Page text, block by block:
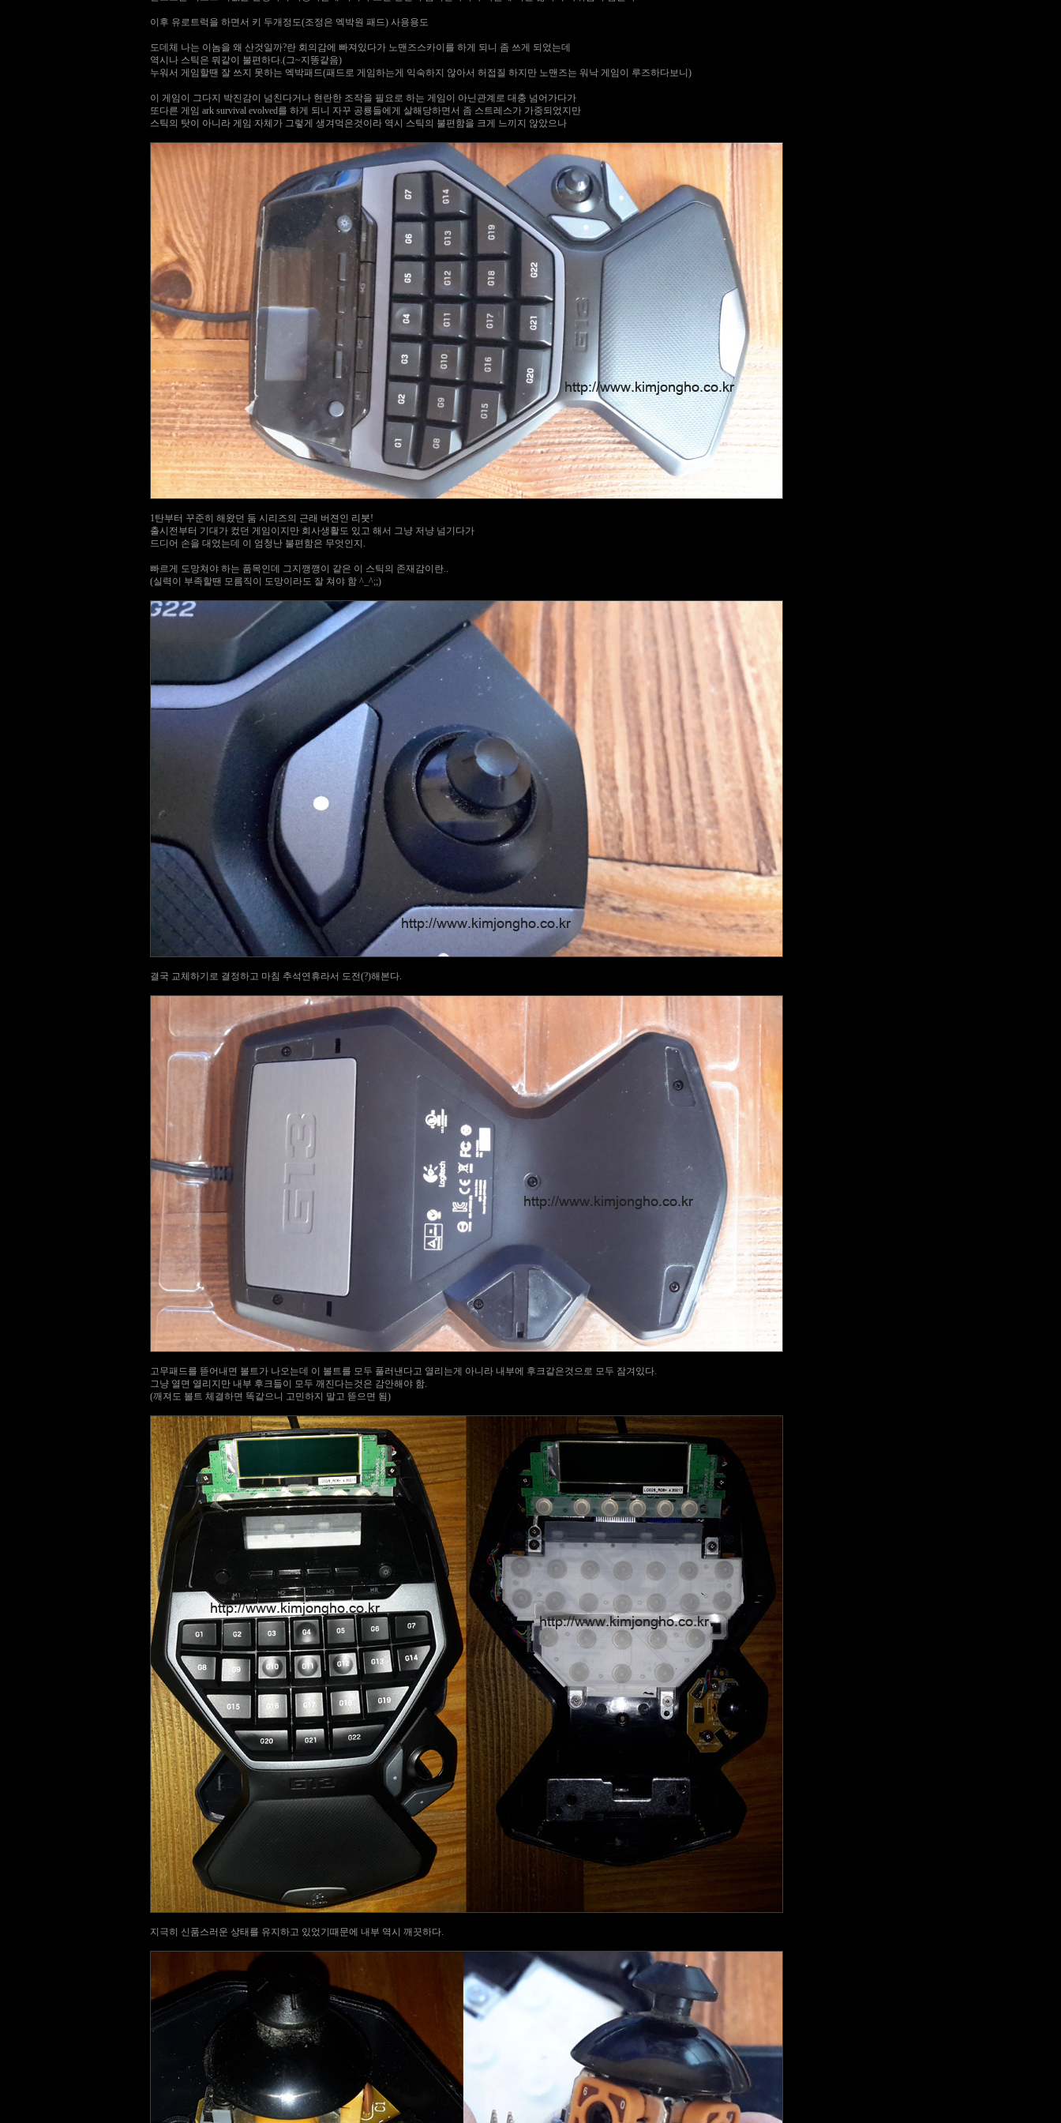
이후 유로트럭을 하면서 키 두개정도(조정은 엑박원 패드) 사용용도
도데체 나는 이놈을 왜 산것일까?란 회의감에 빠져있다가 노맨즈스카이를 하게 되니 좀 쓰게 되었는데
역시나 스틱은 뭐같이 불편하다.(그~지똥같음)
누워서 게임할땐 잘 쓰지 못하는 엑박패드(패드로 게임하는게 익숙하지 않아서 허접질 하지만 노맨즈는 워낙 게임이 루즈하다보니)
이 게임이 그다지 박진감이 넘친다거나 현란한 조작을 필요로 하는 게임이 아닌관계로 대충 넘어가다가
또다른 게임 ark survival evolved를 하게 되니 자꾸 공룡들에게 살해당하면서 좀 스트레스가 가중되었지만
스틱의 탓이 아니라 게임 자체가 그렇게 생겨먹은것이라 역시 스틱의 불편함을 크게 느끼지 않았으나
1탄부터 꾸준히 해왔던 둠 시리즈의 근래 버젼인 리붓!
출시전부터 기대가 컸던 게임이지만 회사생활도 있고 해서 그냥 저냥 넘기다가
드디어 손을 대었는데 이 엄청난 불편함은 무엇인지.
빠르게 도망쳐야 하는 품목인데 그지깽깽이 같은 이 스틱의 존재감이란..
(실력이 부족할땐 모름직이 도망이라도 잘 쳐야 함 ^_^;;)
결국 교체하기로 결정하고 마침 추석연휴라서 도전(?)해본다.
고무패드를 뜯어내면 볼트가 나오는데 이 볼트를 모두 풀러낸다고 열리는게 아니라 내부에 후크같은것으로 모두 잠겨있다.
그냥 열면 열리지만 내부 후크들이 모두 깨진다는것은 감안해야 함.
(깨져도 볼트 체결하면 똑같으니 고민하지 말고 뜯으면 됨)
지극히 신품스러운 상태를 유지하고 있었기때문에 내부 역시 깨끗하다.